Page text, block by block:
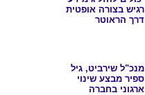
רגיש בצורה אופטית
דרך הראוטר
מנכ"ל שירביט, גיל
ספיר מבצע שינוי
ארגוני בחברה